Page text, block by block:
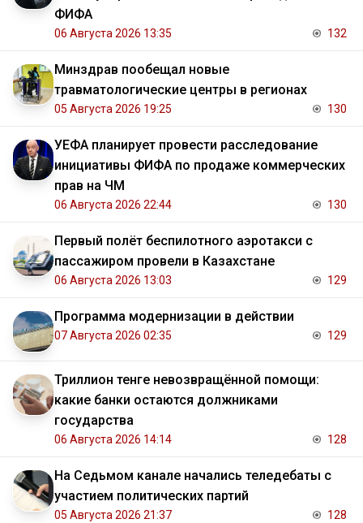
ФИФА
06 Августа 2026 13:35 132
Минздрав пообещал новые
травматологические центры в регионах
05 Августа 2026 19:25 130
УЕФА планирует провести расследование
инициативы ФИФА по продаже коммерческих
прав на ЧМ
06 Августа 2026 22:44 130
Первый полёт беспилотного аэротакси с
пассажиром провели в Казахстане
06 Августа 2026 13:03 129
Программа модернизации в действии
07 Августа 2026 02:35 129
Триллион тенге невозвращённой помощи:
какие банки остаются должниками
государства
06 Августа 2026 14:14 128
На Седьмом канале начались теледебаты с
участием политических партий
05 Августа 2026 21:37 128